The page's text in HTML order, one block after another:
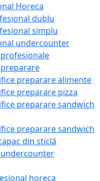
Horeca
dublu
simplu
undercounter
preparare alimente
preparare pizza
preparare sandwich
preparare sandwich
din sticlă
horeca